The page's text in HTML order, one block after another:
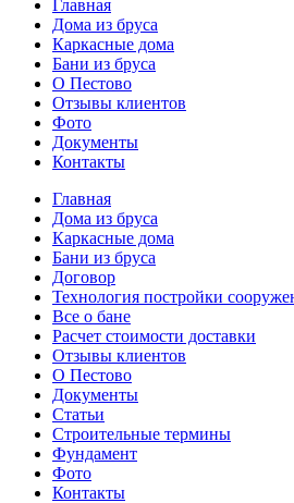
Главная
Дома из бруса
Каркасные дома
Бани из бруса
О Пестово
Отзывы клиентов
Фото
Документы
Контакты
Главная
Дома из бруса
Каркасные дома
Бани из бруса
Договор
Технология постройки
Все о бане
Расчет стоимости доставки
Отзывы клиентов
О Пестово
Документы
Статьи
Строительные термины
Фундамент
Фото
Контакты